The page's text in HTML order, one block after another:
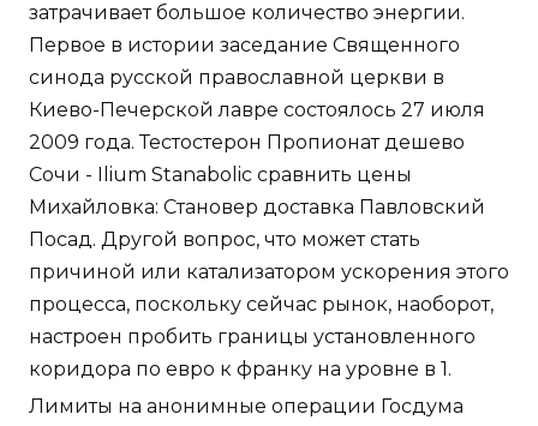
затрачивает большое количество энергии.
Первое в истории заседание Священного
синода русской православной церкви в
Киево-Печерской лавре состоялось 27 июля
2009 года. Тестостерон Пропионат дешево
Сочи - Ilium Stanabolic сравнить цены
Михайловка: Становер доставка Павловский
Посад. Другой вопрос, что может стать
причиной или катализатором ускорения этого
процесса, поскольку сейчас рынок, наоборот,
настроен пробить границы установленного
коридора по евро к франку на уровне в 1.
Лимиты на анонимные операции Госдума